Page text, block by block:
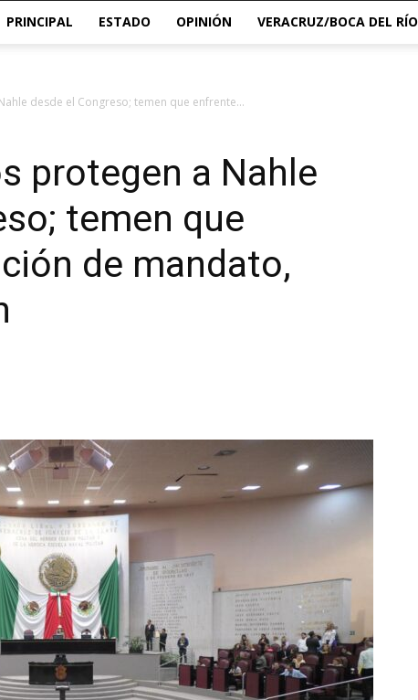
PRINCIPAL ESTADO OPINIÓN VERACRUZ/BOCA DEL RÍO
desde el Congreso; temen que enfrente...
protegen a Nahle
temen que
de mandato,